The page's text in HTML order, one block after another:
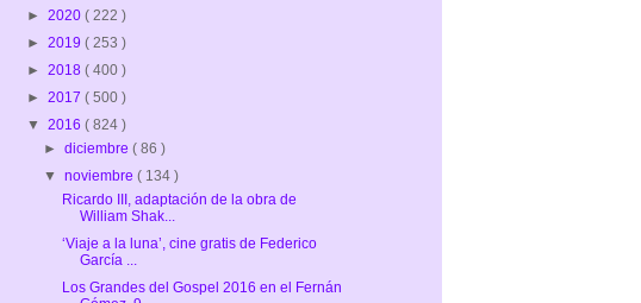
► 2020 ( 222 )
► 2019 ( 253 )
► 2018 ( 400 )
► 2017 ( 500 )
▼ 2016 ( 824 )
►diciembre( 86 )
▼noviembre( 134 )
Ricardo III, adaptación de la obra de
William Shak...
‘Viaje a la luna’, cine gratis de Federico
García ...
Los Grandes del Gospel 2016 en el Fernán